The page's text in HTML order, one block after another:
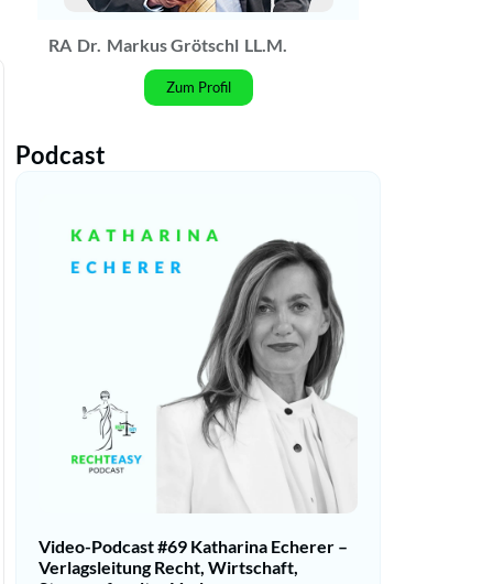
RA Dr. Markus Grötschl LL.M.
Zum Profil
Podcast
Video-Podcast #69 Katharina Echerer –
Verlagsleitung Recht, Wirtschaft,